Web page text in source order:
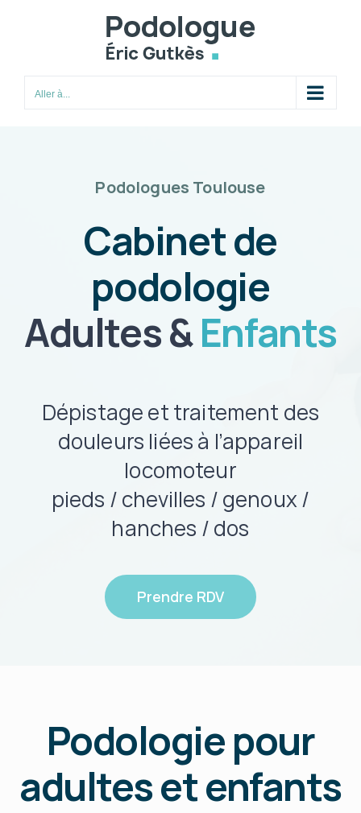
Aller à...
Podologues Toulouse
Cabinet de
podologie
Adultes &Enfants
Dépistage et traitement des
douleurs liées à l’appareil
locomoteur
pieds / chevilles / genoux /
hanches / dos
Prendre RDV
Podologie pour
adultes et enfants